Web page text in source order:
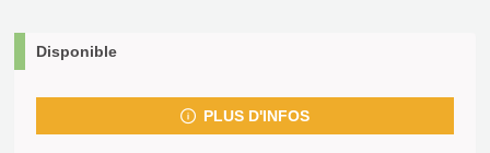
Disponible
PLUS D'INFOS